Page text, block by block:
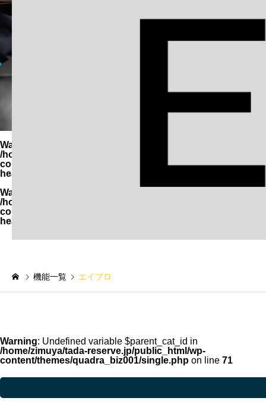
Warning
/home/zimuya/tada-reserve.jp/public_html/wp-
content/themes/quadra_biz001/template-parts/page-
header-title.php
Warning
/home/zimuya/tada-reserve.jp/public_html/wp-
content/themes/quadra_biz001/template-parts/page-
header-title.php
機能一覧 エイプロ
Warning: Undefined variable $parent_cat_id in
/home/zimuya/tada-reserve.jp/public_html/wp-
content/themes/quadra_biz001/single.php on line 71